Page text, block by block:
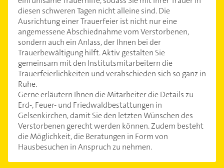
diesen schweren Tagen nicht alleine sind. Die
Ausrichtung einer Trauerfeier ist nicht nur eine
angemessene Abschiednahme vom Verstorbenen,
sondern auch ein Anlass, der Ihnen bei der
Trauerbewältigung hilft. Aktiv gestalten Sie
gemeinsam mit den Institutsmitarbeitern die
Trauerfeierlichkeiten und verabschieden sich so ganz in
Ruhe.
Gerne erläutern Ihnen die Mitarbeiter die Details zu
Erd-, Feuer- und Friedwaldbestattungen in
Gelsenkirchen, damit Sie den letzten Wünschen des
Verstorbenen gerecht werden können. Zudem besteht
die Möglichkeit, die Beratungen in Form von
Hausbesuchen in Anspruch zu nehmen.